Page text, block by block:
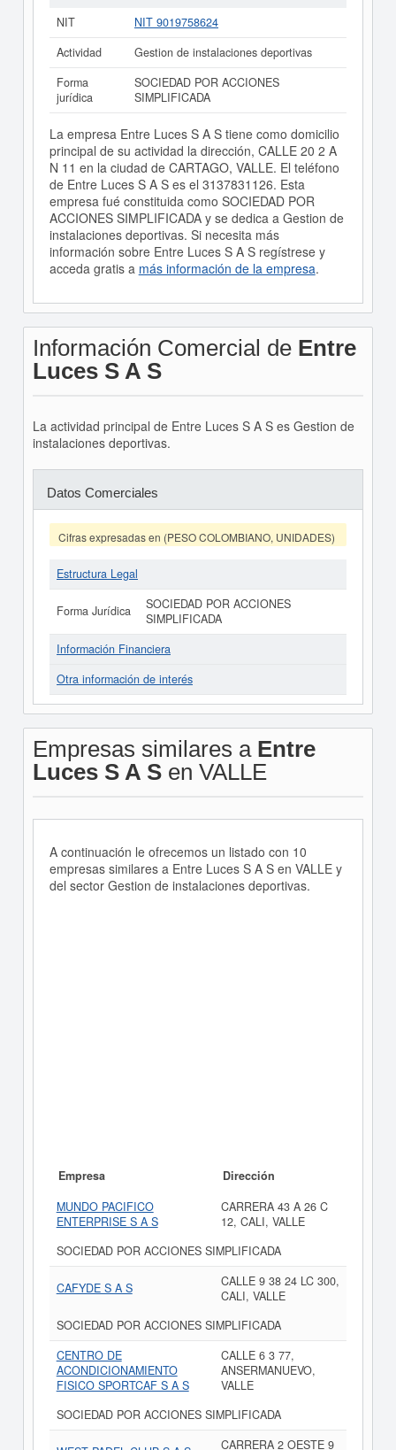
NIT
NIT 9019758624
Actividad
Gestion de instalaciones deportivas
Forma
jurídica
SOCIEDAD POR ACCIONES
SIMPLIFICADA
La empresa Entre Luces S A S tiene como domicilio
principal de su actividad la dirección, CALLE 20 2 A
N 11 en la ciudad de CARTAGO, VALLE. El teléfono
de Entre Luces S A S es el 3137831126. Esta
empresa fué constituida como SOCIEDAD POR
ACCIONES SIMPLIFICADA y se dedica a Gestion de
instalaciones deportivas. Si necesita más
información sobre Entre Luces S A S regístrese y
acceda gratis a más información de la empresa.
Información Comercial de Entre
Luces S A S
La actividad principal de Entre Luces S A S es Gestion de
instalaciones deportivas.
Datos Comerciales
Cifras expresadas en (PESO COLOMBIANO, UNIDADES)
Estructura Legal
Forma Jurídica
SOCIEDAD POR ACCIONES
SIMPLIFICADA
Información Financiera
Otra información de interés
Empresas similares a Entre
Luces S A Sen VALLE
A continuación le ofrecemos un listado con 10
empresas similares a Entre Luces S A S en VALLE y
del sector Gestion de instalaciones deportivas.
Empresa
Dirección
MUNDO PACIFICO
ENTERPRISE S A S
CARRERA 43 A 26 C
12, CALI, VALLE
SOCIEDAD POR ACCIONES SIMPLIFICADA
CAFYDE S A S
CALLE 9 38 24 LC 300,
CALI, VALLE
SOCIEDAD POR ACCIONES SIMPLIFICADA
CENTRO DE
ACONDICIONAMIENTO
FISICO SPORTCAF S A S
CALLE 6 3 77,
ANSERMANUEVO,
VALLE
SOCIEDAD POR ACCIONES SIMPLIFICADA
CARRERA 2 OESTE 9